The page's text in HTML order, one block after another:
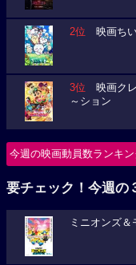
2位 映画ち
3位 映画ク
～ション
今週の映画動員数ランキ
要チェック！今週の
ミニオンズ